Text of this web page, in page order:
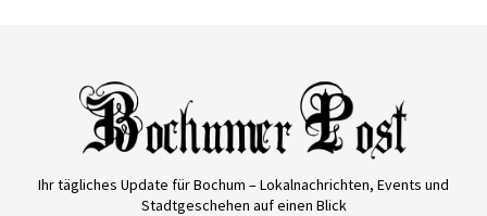
Ihr tägliches Update für Bochum – Lokalnachrichten, Events und
Stadtgeschehen auf einen Blick